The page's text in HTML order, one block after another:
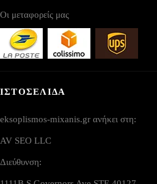
Οι μεταφορείς μας
ΙΣΤΟΣΕΛΙΔΑ
eksoplismos-mixanis.gr ανήκει στη:
AV SEO LLC
Διεύθυνση: